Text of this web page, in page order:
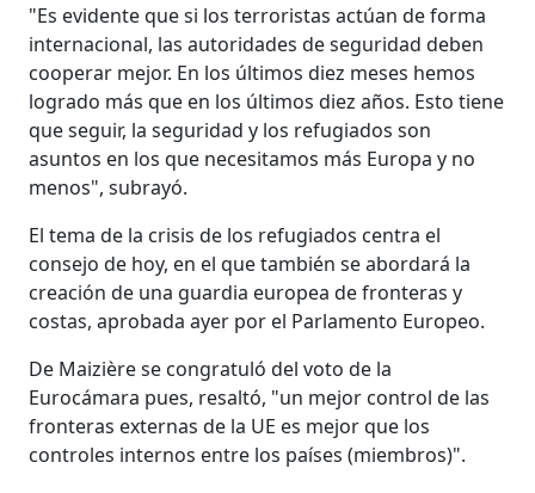
"Es evidente que si los terroristas actúan de forma
internacional, las autoridades de seguridad deben
cooperar mejor. En los últimos diez meses hemos
logrado más que en los últimos diez años. Esto tiene
que seguir, la seguridad y los refugiados son
asuntos en los que necesitamos más Europa y no
menos", subrayó.
El tema de la crisis de los refugiados centra el
consejo de hoy, en el que también se abordará la
creación de una guardia europea de fronteras y
costas, aprobada ayer por el Parlamento Europeo.
De Maizière se congratuló del voto de la
Eurocámara pues, resaltó, "un mejor control de las
fronteras externas de la UE es mejor que los
controles internos entre los países (miembros)".